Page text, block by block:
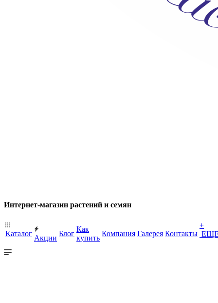
Интернет-магазин растений и семян
Каталог
Акции
Блог
Как
купить
Компания Галерея Контакты
+